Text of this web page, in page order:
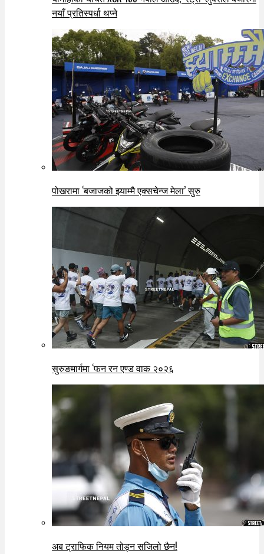
नयाँ प्रतिस्पर्धा थप्ने
पोखरामा ‘बजाजको झ्याम्मै एक्सचेन्ज मेला’ सुरु
सुरुङमार्गमा ‘फन रन एण्ड वाक २०२६
अब ट्राफिक नियम तोड्न सजिलो छैन!